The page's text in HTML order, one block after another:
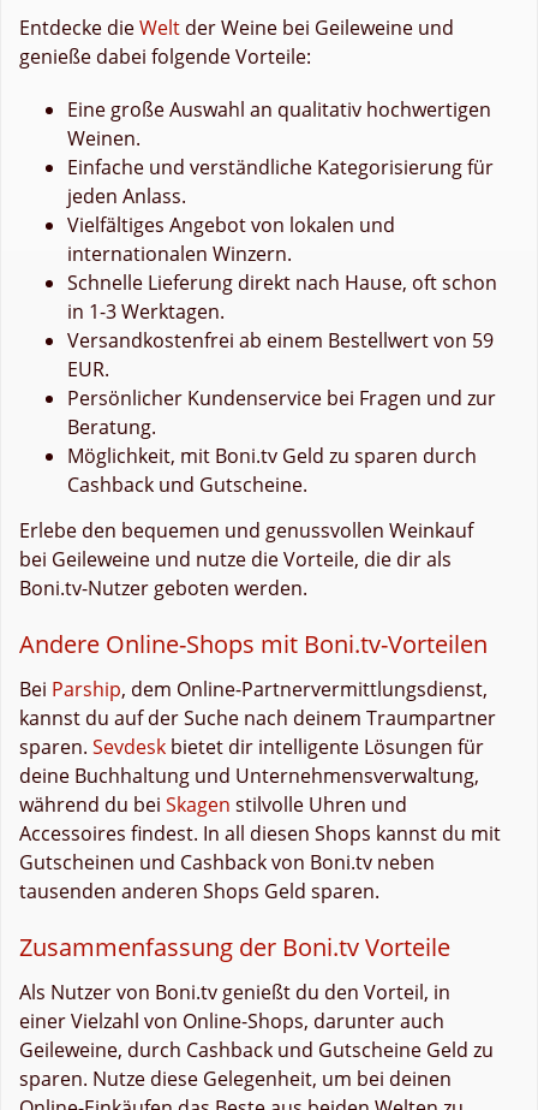
Entdecke dieWelt der Weine bei Geileweine und
genieße dabei folgende Vorteile:
Eine große Auswahl an qualitativ hochwertigen
Weinen.
Einfache und verständliche Kategorisierung für
jeden Anlass.
Vielfältiges Angebot von lokalen und
internationalen Winzern.
Schnelle Lieferung direkt nach Hause, oft schon
in 1-3 Werktagen.
Versandkostenfrei ab einem Bestellwert von 59
EUR.
Persönlicher Kundenservice bei Fragen und zur
Beratung.
Möglichkeit, mit Boni.tv Geld zu sparen durch
Cashback und Gutscheine.
Erlebe den bequemen und genussvollen Weinkauf
bei Geileweine und nutze die Vorteile, die dir als
Boni.tv-Nutzer geboten werden.
Andere Online-Shops mit Boni.tv-Vorteilen
Bei Parship, dem Online-Partnervermittlungsdienst,
kannst du auf der Suche nach deinem Traumpartner
sparen. Sevdesk bietet dir intelligente Lösungen für
deine Buchhaltung und Unternehmensverwaltung,
während du bei Skagen stilvolle Uhren und
Accessoires findest. In all diesen Shops kannst du mit
Gutscheinen und Cashback von Boni.tv neben
tausenden anderen Shops Geld sparen.
Zusammenfassung der Boni.tv Vorteile
Als Nutzer von Boni.tv genießt du den Vorteil, in
einer Vielzahl von Online-Shops, darunter auch
Geileweine, durch Cashback und Gutscheine Geld zu
sparen. Nutze diese Gelegenheit, um bei deinen